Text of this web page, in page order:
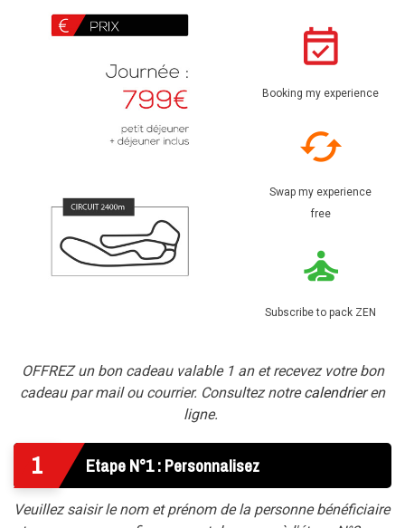
Booking my experience
Swap my experience
free
Subscribe to pack ZEN
OFFREZ un bon cadeau valable 1 an et recevez votre bon
cadeau par mail ou courrier. Consultez notrecalendrieren
ligne.
1 Etape N°1 : Personnalisez
Veuillez saisir le nom et prénom de la personne bénéficiaire